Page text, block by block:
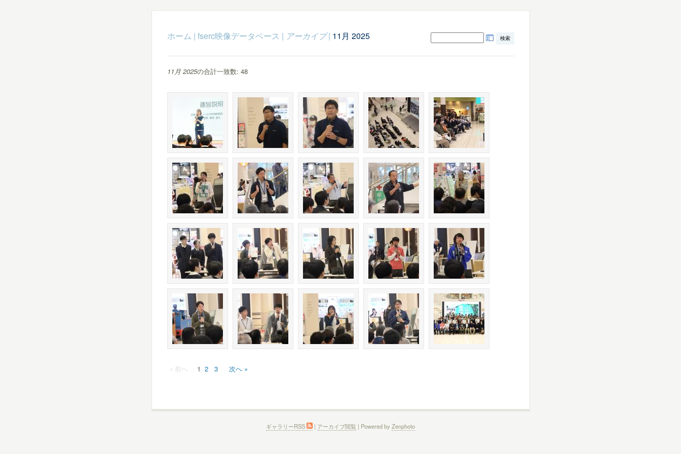
ホーム | fserc映像データベース | アーカイブ| 11月 2025
11月 2025の合計一致数: 48
« 前へ 1 2 3 次へ »
ギャラリーRSS | アーカイブ閲覧 | Powered by Zenphoto